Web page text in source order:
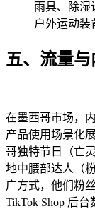
雨具、除湿
户外运动装
五、流量
在墨西哥市场，
产品使用场景化
哥独特节日（亡
地中腰部达人（
广方式，他们粉
TikTok Shop 后